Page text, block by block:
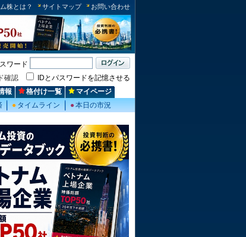
株とは？ サイトマップ お問い合わせ
ワード
確認
IDとパスワードを記憶させる
報 格付け一覧
マイページ
● タイムライン ●本日の市況